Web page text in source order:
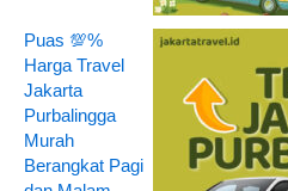
Puas 💯%
Harga Travel
Jakarta
Purbalingga
Murah
Berangkat Pagi